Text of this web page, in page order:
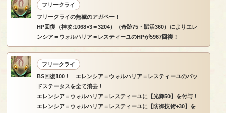
フリークライ
フリークライの無穢のアガペー！
HP回復（神攻:1068×3＝3204）（奇跡75・賦活360）によりエレ
ンシア＝ウォルハリア＝レスティーユのHPが5967回復！
フリークライ
BS回復100！ エレンシア＝ウォルハリア＝レスティーユのバッ
ドステータスを全て消去！
エレンシア＝ウォルハリア＝レスティーユに【光輝50】を付与！
エレンシア＝ウォルハリア＝レスティーユに【防御技術+30】を